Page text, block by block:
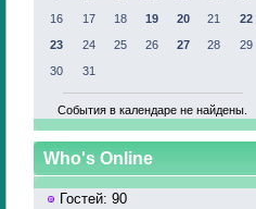
16
17 18 19 20 21
22
23
24 25 26 27 28
29
30
31
События в календаре не найдены.
Who's Online
Гостей: 90